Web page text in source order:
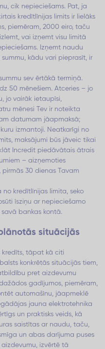
cik nepieciešams. Pat, ja
kredītlīnijas limits ir lielāks
piemēram, 2000 eiro, taču
vai izņemt visu limitā
Izņemt naudu
kādu vari pieprasīt, ir
sev ērtākā termiņā.
50 mēnešiem. Atceries – jo
jo vairāk ietaupīsi,
mēnesi Tev ir noteikta
datumam jāapmaksā;
izmantoji. Neatkarīgi no
maksājumi būs jāveic tikai
Incredit piedāvātais ātrais
– aizņemoties
pirmās 30 dienas Tavam
kredītlīnijas limita, seko
īsziņu ar nepieciešamo
bankas kontā.
situācijās
kredīts, tāpat kā citi
konkrētās situācijās tiem,
pret aizdevumu
gadījumos, piemēram,
automašīnu, jāapmeklē
jauna elektrotehnika
un praktisks veids, kā
saistītas ar naudu, taču,
un abas darījuma puses
izvērtē tā